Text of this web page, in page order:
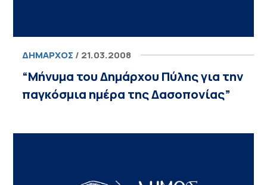
ΔΉΜΑΡΧΟΣ / 21.03.2008
“Μήνυμα του Δημάρχου Πύλης για την
παγκόσμια ημέρα της Δασοπονίας”